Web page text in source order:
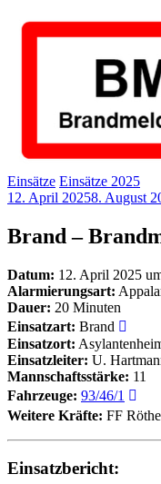
Einsätze Einsätze 2025
12. April 20258. August
Brand –
Datum: 12. April 2025
Alarmierungsart:
Dauer: 20 Minuten
Einsatzart: Brand
Einsatzort:
Einsatzleiter: U.
Mannschaftsstärke: 11
Fahrzeuge: 93/46/1
Weitere Kräfte: FF
Einsatzbericht: